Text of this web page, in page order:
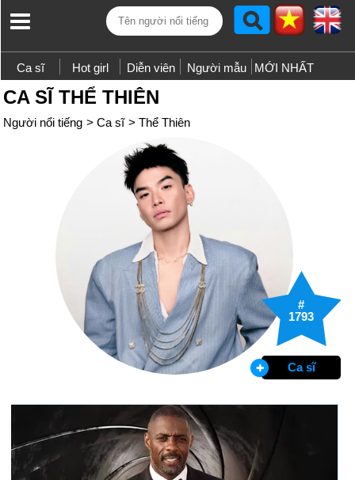
Ca sĩ Hot girl Diễn viên Người mẫu MỚI NHẤT
CA SĨ THỂ THIÊN
Người nổi tiếng > Ca sĩ > Thể Thiên
#
1793
Ca sĩ